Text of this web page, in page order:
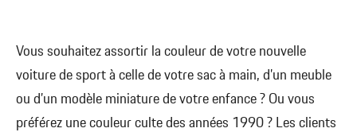
Vous souhaitez assortir la couleur de votre nouvelle
voiture de sport à celle de votre sac à main, d’un meuble
ou d’un modèle miniature de votre enfance ? Ou vous
préférez une couleur culte des années 1990 ? Les clients